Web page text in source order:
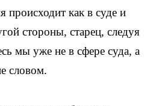
происходит как в суде и
стороны, старец, следуя
мы уже не в сфере суда, а
словом.